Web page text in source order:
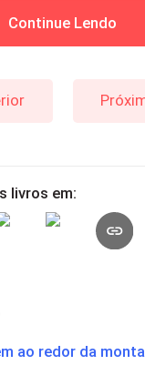
Continue Lendo
livros em:
ao redor da